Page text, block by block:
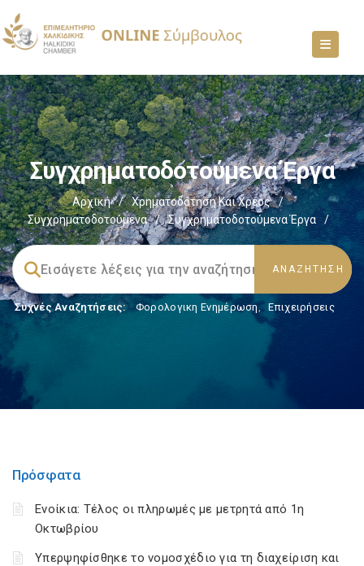
Συγχρηματοδοτούμενα Έργα
Αρχική / Χρηματοδότηση Και Χρέος
/
Συγχρηματοδοτούμενα
/ Συγχρηματοδοτούμενα Έργα /
Συχνές Αναζητήσεις: Φορολογικη Ενημέρωση, Επιχειρήσεις
Πρόσφατα
Ενοίκια: Τέλος οι πληρωμές με μετρητά από 1η
Οκτωβρίου
Υπερψηφίσθηκε το νομοσχέδιο για τη διαχείριση και